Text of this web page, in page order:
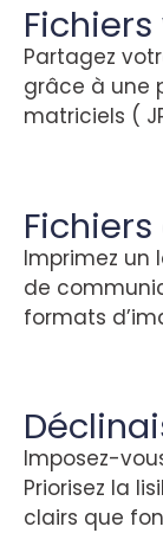
Partagez
grâce à une
matriciels (
Imprimez un
de
formats
Imposez-
Priorisez la
clairs que